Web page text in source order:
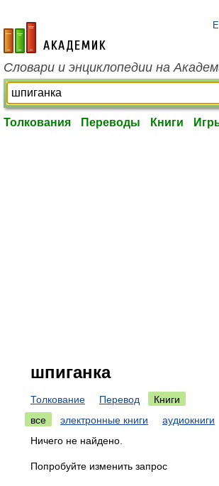
academic.ru
Словари и энциклопедии на
Толкования Переводы Книги
шпиганка
Толкование Перевод
Книги
все
электронные книги
аудиокниги
Ничего не найдено.
Попробуйте изменить запрос